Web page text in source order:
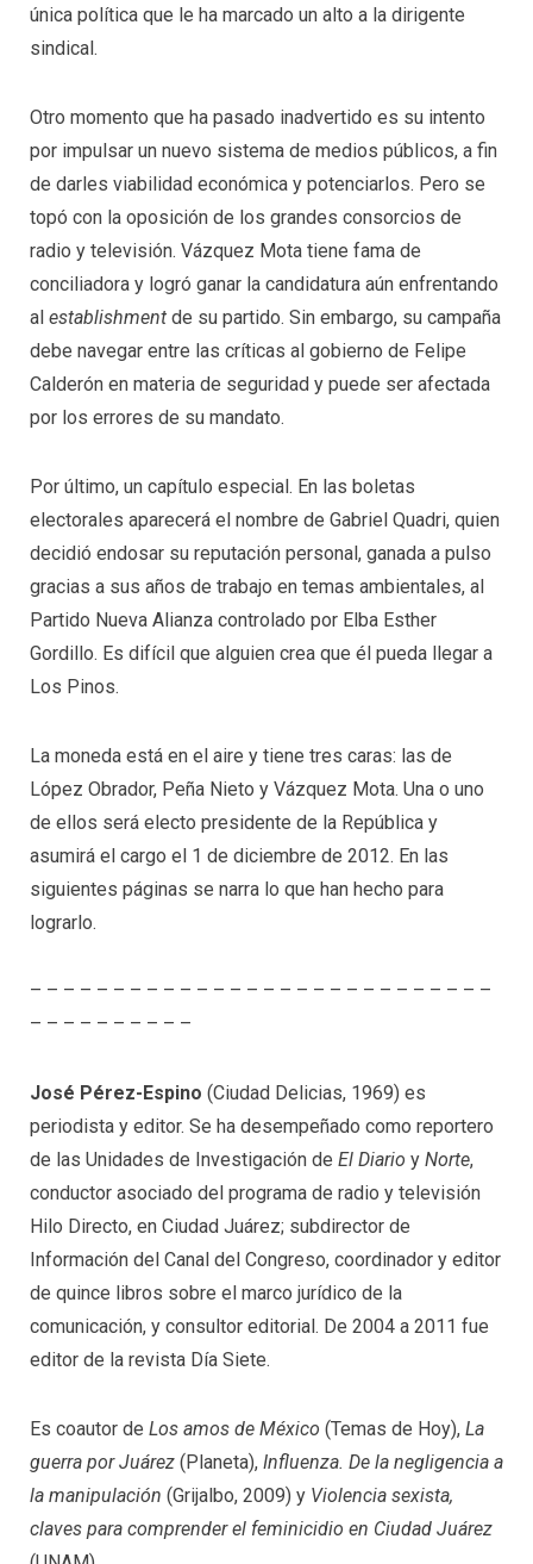
única política que le ha marcado un alto a la dirigente
sindical.
Otro momento que ha pasado inadvertido es su intento
por impulsar un nuevo sistema de medios públicos, a fin
de darles viabilidad económica y potenciarlos. Pero se
topó con la oposición de los grandes consorcios de
radio y televisión. Vázquez Mota tiene fama de
conciliadora y logró ganar la candidatura aún enfrentando
al establishment de su partido. Sin embargo, su campaña
debe navegar entre las críticas al gobierno de Felipe
Calderón en materia de seguridad y puede ser afectada
por los errores de su mandato.
Por último, un capítulo especial. En las boletas
electorales aparecerá el nombre de Gabriel Quadri, quien
decidió endosar su reputación personal, ganada a pulso
gracias a sus años de trabajo en temas ambientales, al
Partido Nueva Alianza controlado por Elba Esther
Gordillo. Es difícil que alguien crea que él pueda llegar a
Los Pinos.
La moneda está en el aire y tiene tres caras: las de
López Obrador, Peña Nieto y Vázquez Mota. Una o uno
de ellos será electo presidente de la República y
asumirá el cargo el 1 de diciembre de 2012. En las
siguientes páginas se narra lo que han hecho para
lograrlo.
– – – – – – – – – – – – – – – – – – – – – – – – – – – –
– – – – – – – – – –
José Pérez-Espino (Ciudad Delicias, 1969) es
periodista y editor. Se ha desempeñado como reportero
de las Unidades de Investigación de El Diario y Norte,
conductor asociado del programa de radio y televisión
Hilo Directo, en Ciudad Juárez; subdirector de
Información del Canal del Congreso, coordinador y editor
de quince libros sobre el marco jurídico de la
comunicación, y consultor editorial. De 2004 a 2011 fue
editor de la revista Día Siete.
Es coautor de Los amos de México (Temas de Hoy), La
guerra por Juárez (Planeta), Influenza. De la negligencia a
la manipulación (Grijalbo, 2009) y Violencia sexista,
claves para comprender el feminicidio en Ciudad Juárez